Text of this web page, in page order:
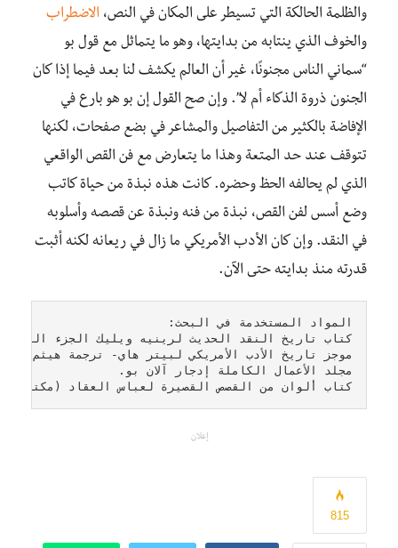
والظلمة الحالكة التي تسيطر على المكان في النص، الاضطراب
والخوف الذي ينتابه من بدايتها، وهو ما يتماثل مع قول بو
“سماني الناس مجنونًا، غير أن العالم يكشف لنا بعد فيما إذا كان
الجنون ذروة الذكاء أم لا”. وإن صح القول إن بو هو بارع في
الإفاضة بالكثير من التفاصيل والمشاعر في بضع صفحات، لكنها
تتوقف عند حد المتعة وهذا ما يتعارض مع فن القص الواقعي
الذي لم يحالفه الحظ وحضره. كانت هذه نبذة من حياة كاتب
وضع أسس لفن القص، نبذة من فنه ونبذة عن قصصه وأسلوبه
في النقد. وإن كان الأدب الأمريكي ما زال في ريعانه لكنه أثبت
قدرته منذ بدايته حتى الآن.
كتاب ألوان من القصص القصيرة لعباس العقاد (مكتبة
إعلان
815